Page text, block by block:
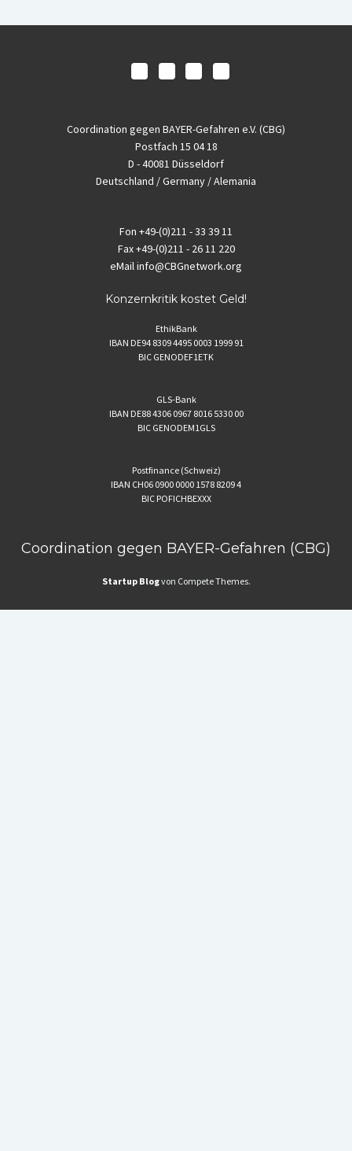
Coordination gegen BAYER-Gefahren e.V. (CBG)
Postfach 15 04 18
D - 40081 Düsseldorf
Deutschland / Germany / Alemania
Fon +49-(0)211 - 33 39 11
Fax+49-(0)211 - 26 11 220
eMailinfo@CBGnetwork.org
Konzernkritik kostet Geld!
EthikBank
IBAN DE94 8309 4495 0003 1999 91
BIC GENODEF1ETK
GLS-Bank
IBAN DE88 4306 0967 8016 5330 00
BIC GENODEM1GLS
Postfinance (Schweiz)
IBAN CH06 0900 0000 1578 8209 4
BIC POFICHBEXXX
Coordination gegen BAYER-Gefahren (CBG)
Startup Blogvon Compete Themes.